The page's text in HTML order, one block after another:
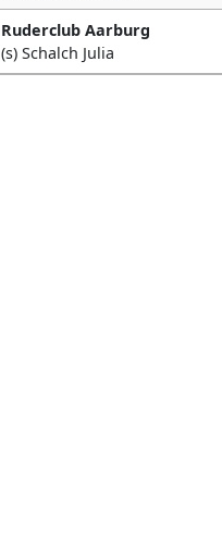
Ruderclub Aarburg
(s) Schalch Julia